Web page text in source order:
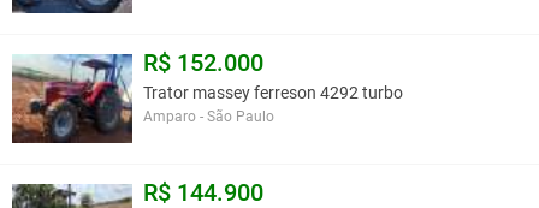
R$ 152.000
Trator massey ferreson 4292 turbo
Amparo - São Paulo
R$ 144.900